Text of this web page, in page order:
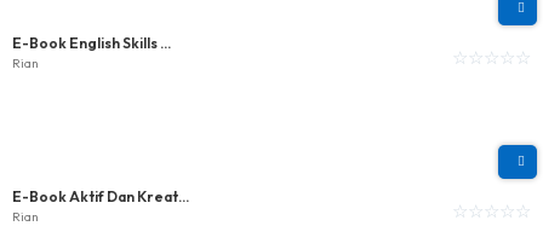
☆☆☆☆☆
E-Book English Skills ...
Rian
☆☆☆☆☆
E-Book Aktif Dan Kreat...
Rian